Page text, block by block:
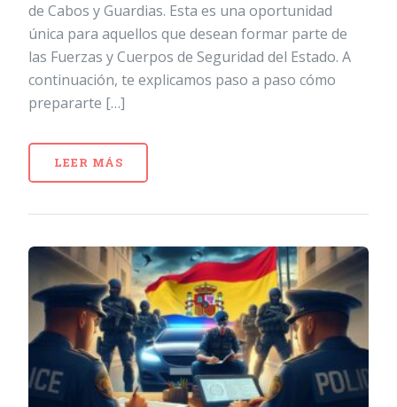
de Cabos y Guardias. Esta es una oportunidad
única para aquellos que desean formar parte de
las Fuerzas y Cuerpos de Seguridad del Estado. A
continuación, te explicamos paso a paso cómo
prepararte […]
LEER MÁS